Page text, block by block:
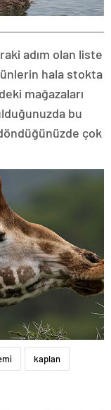
adım olan liste
hala stokta
mağazaları
bu
çok
kaplan